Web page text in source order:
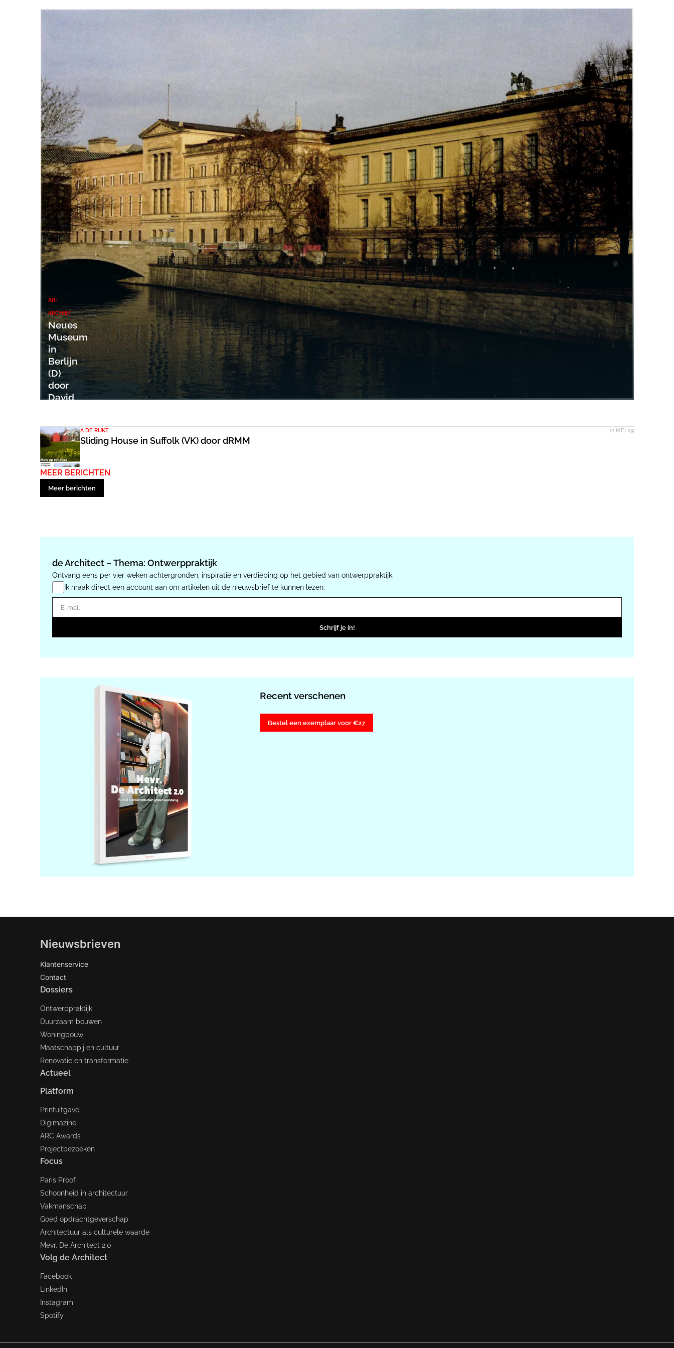
AR-
ARCHIEF
Neues
Museum
in
Berlijn
(D)
door
David
A DE RIJKE 12 MEI 09
Sliding House in Suffolk (VK) door dRMM
MEER BERICHTEN
Meer berichten
de Architect – Thema: Ontwerppraktijk
Ontvang eens per vier weken achtergronden, inspiratie en verdieping op het gebied van ontwerppraktijk.
Ik maak direct een account aan om artikelen uit de nieuwsbrief te kunnen lezen.
E-mail
Schrijf je in!
Recent verschenen
Bestel een exemplaar voor €27
Nieuwsbrieven
Klantenservice
Contact
Dossiers
Ontwerppraktijk
Duurzaam bouwen
Woningbouw
Maatschappij en cultuur
Renovatie en transformatie
Actueel
Platform
Printuitgave
Digimazine
ARC Awards
Projectbezoeken
Focus
Paris Proof
Schoonheid in architectuur
Vakmanschap
Goed opdrachtgeverschap
Architectuur als culturele waarde
Mevr. De Architect 2.0
Volg de Architect
Facebook
LinkedIn
Instagram
Spotify